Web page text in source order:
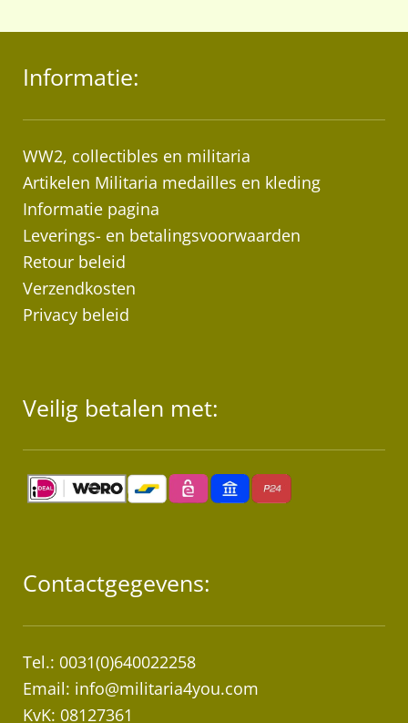
Informatie:
WW2, collectibles en militaria
Artikelen Militaria medailles en kleding
Informatie pagina
Leverings- en betalingsvoorwaarden
Retour beleid
Verzendkosten
Privacy beleid
Veilig betalen met:
Contactgegevens:
Tel.: 0031(0)640022258
Email: info@militaria4you.com
KvK: 08127361